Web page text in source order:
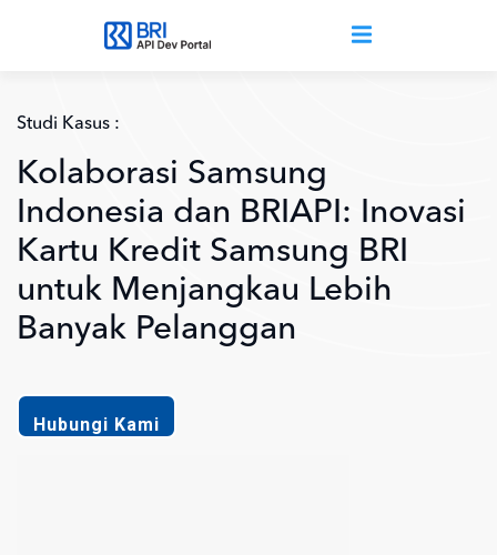
Lompat ke isi utama
Studi Kasus :
Kolaborasi Samsung
Indonesia dan BRIAPI: Inovasi
Kartu Kredit Samsung BRI
untuk Menjangkau Lebih
Banyak Pelanggan
Hubungi Kami